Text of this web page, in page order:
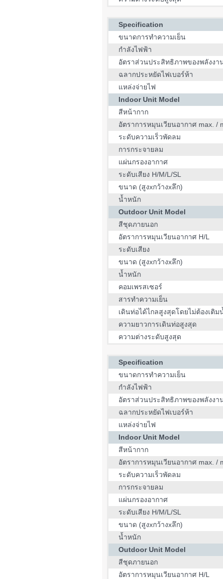
Specification
ขนาดการทำความเย็น
กำลังไฟฟ้า
อัตราส่วนประสิทธิภาพของพลังงา
ฉลากประหยัดไฟเบอร์ห้า
แหล่งจ่ายไฟ
Indoor Unit Model
สีหน้ากาก
อัตราการหมุนเวียนอากาศ max. /
ระดับความเร็วพัดลม
การกระจายลม
แผ่นกรองอากาศ
ระดับเสียง H/M/L/SL
ขนาด (สูงxกว้างxลึก)
น้ำหนัก
Outdoor Unit Model
สีชุดภายนอก
อัตราการหมุนเวียนอากาศ H/L
ระดับเสียง
ขนาด (สูงxกว้างxลึก)
น้ำหนัก
คอมเพรสเซอร์
สารทำความเย็น
เดินท่อได้ไกลสูงสุดโดยไม่ต้องเติม
ความยาวการเดินท่อสูงสุด
ความต่างระดับสูงสุด
Specification
ขนาดการทำความเย็น
กำลังไฟฟ้า
อัตราส่วนประสิทธิภาพของพลังงา
ฉลากประหยัดไฟเบอร์ห้า
แหล่งจ่ายไฟ
Indoor Unit Model
สีหน้ากาก
อัตราการหมุนเวียนอากาศ max. /
ระดับความเร็วพัดลม
การกระจายลม
แผ่นกรองอากาศ
ระดับเสียง H/M/L/SL
ขนาด (สูงxกว้างxลึก)
น้ำหนัก
Outdoor Unit Model
สีชุดภายนอก
อัตราการหมุนเวียนอากาศ H/L